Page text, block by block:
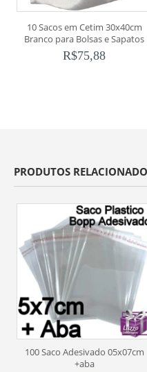
10 Sacos em Cetim 30x40cm
Branco para Bolsas e Sapatos
R$75,88
PRODUTOS
100 Saco Adesivado 05x07cm
+aba